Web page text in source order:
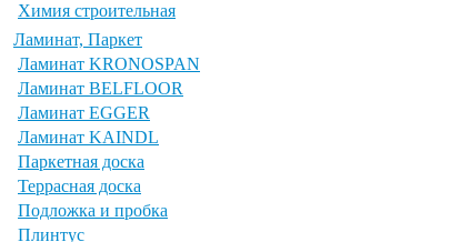
Химия строительная
Ламинат, Паркет
Ламинат KRONOSPAN
Ламинат BELFLOOR
Ламинат EGGER
Ламинат KAINDL
Паркетная доска
Террасная доска
Подложка и пробка
Плинтус